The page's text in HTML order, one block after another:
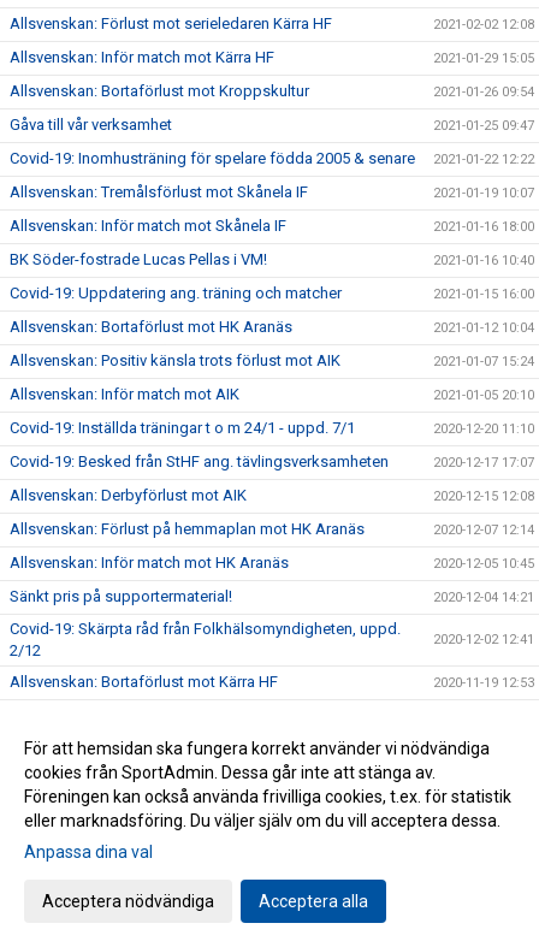
Allsvenskan: Förlust mot serieledaren Kärra HF 2021-02-02 12:08
Allsvenskan: Inför match mot Kärra HF 2021-01-29 15:05
Allsvenskan: Bortaförlust mot Kroppskultur 2021-01-26 09:54
Gåva till vår verksamhet 2021-01-25 09:47
Covid-19: Inomhusträning för spelare födda 2005 & senare 2021-01-22 12:22
Allsvenskan: Tremålsförlust mot Skånela IF 2021-01-19 10:07
Allsvenskan: Inför match mot Skånela IF 2021-01-16 18:00
BK Söder-fostrade Lucas Pellas i VM! 2021-01-16 10:40
Covid-19: Uppdatering ang. träning och matcher 2021-01-15 16:00
Allsvenskan: Bortaförlust mot HK Aranäs 2021-01-12 10:04
Allsvenskan: Positiv känsla trots förlust mot AIK 2021-01-07 15:24
Allsvenskan: Inför match mot AIK 2021-01-05 20:10
Covid-19: Inställda träningar t o m 24/1 - uppd. 7/1 2020-12-20 11:10
Covid-19: Besked från StHF ang. tävlingsverksamheten 2020-12-17 17:07
Allsvenskan: Derbyförlust mot AIK 2020-12-15 12:08
Allsvenskan: Förlust på hemmaplan mot HK Aranäs 2020-12-07 12:14
Allsvenskan: Inför match mot HK Aranäs 2020-12-05 10:45
Sänkt pris på supportermaterial! 2020-12-04 14:21
Covid-19: Skärpta råd från Folkhälsomyndigheten, uppd.
2/12
2020-12-02 12:41
Allsvenskan: Bortaförlust mot Kärra HF 2020-11-19 12:53
Unik satsning på våra ungdomsledare
Allsvenskan: Förlust i bortamötet med Eskilstuna Guif IF 2020-11-09 16:48
Allsvenskan: Tung bortaförlust mot Tyresö
Allsvenskan: GT Söder alltjämt poänglöst
För att hemsidan ska fungera korrekt använder vi nödvändiga
cookies från SportAdmin. Dessa går inte att stänga av.
Föreningen kan också använda frivilliga cookies, t.ex. för statistik
eller marknadsföring. Du väljer själv om du vill acceptera dessa.
Anpassa dina val
Acceptera nödvändiga Acceptera alla